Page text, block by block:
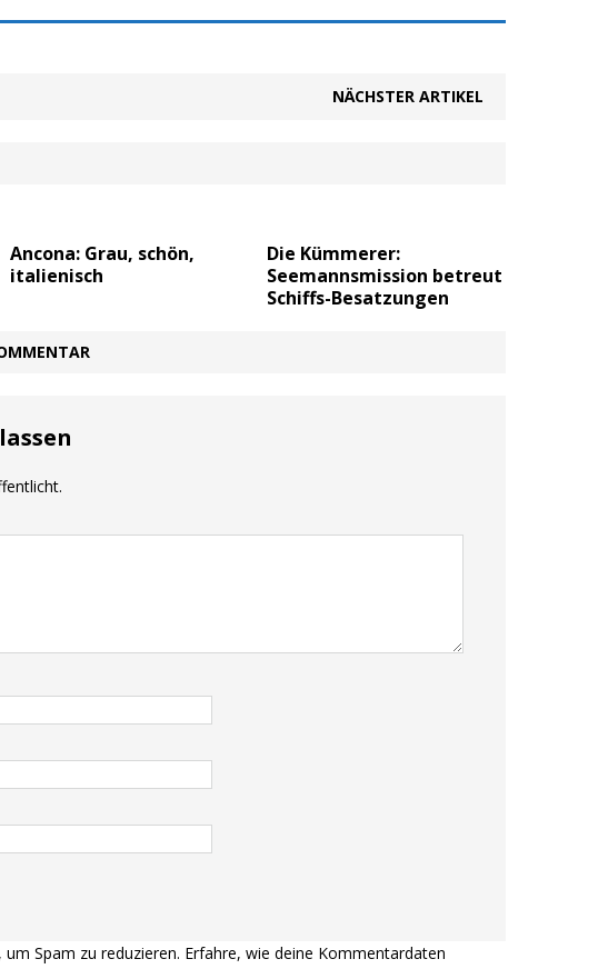
NÄCHSTER ARTIKEL
Ancona: Grau, schön,
italienisch
Die Kümmerer:
Seemannsmission betreut
Schiffs-Besatzungen
Spam zu reduzieren. Erfahre, wie deine Kommentardaten